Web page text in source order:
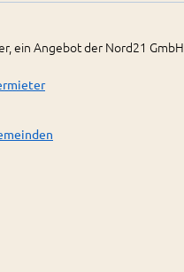
ein Angebot der Nord21 GmbH